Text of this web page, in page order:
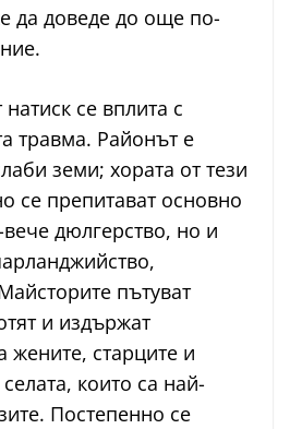
да доведе до още по-
се вплита с
травма. Районът е
земи; хората от тези
се препитават основно
дюлгерство, но и
пътуват
и издържат
жените, старците и
които са най-
Постепенно се